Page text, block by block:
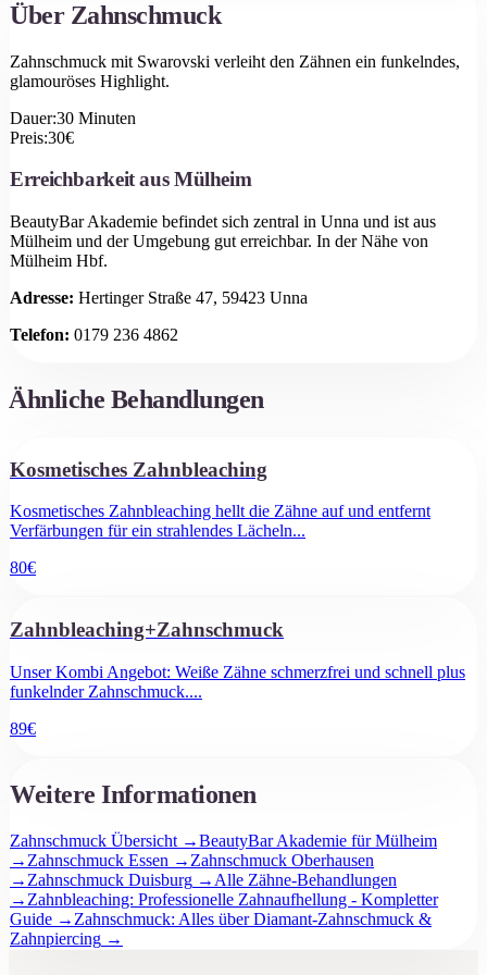
Über Zahnschmuck
Zahnschmuck mit Swarovski verleiht den Zähnen ein funkelndes,
glamouröses Highlight.
Dauer:30 Minuten
Preis:30€
Erreichbarkeit ausMülheim
BeautyBar Akademie befindet sich zentral in Unna und ist aus
Mülheim und der Umgebung gut erreichbar. In der Nähe von
Mülheim Hbf.
Adresse: Hertinger Straße 47, 59423 Unna
Telefon: 0179 236 4862
Ähnliche Behandlungen
Kosmetisches Zahnbleaching
Kosmetisches Zahnbleaching hellt die Zähne auf und entfernt
Verfärbungen für ein strahlendes Lächeln...
80€
Zahnbleaching+Zahnschmuck
Unser Kombi Angebot: Weiße Zähne schmerzfrei und schnell plus
funkelnder Zahnschmuck....
89€
Weitere Informationen
Zahnschmuck Übersicht →BeautyBar Akademie für Mülheim
→ Zahnschmuck Essen → Zahnschmuck Oberhausen
→ Zahnschmuck Duisburg → Alle Zähne-Behandlungen
→ Zahnbleaching: Professionelle Zahnaufhellung - Kompletter
Guide → Zahnschmuck: Alles über Diamant-Zahnschmuck &
Zahnpiercing →